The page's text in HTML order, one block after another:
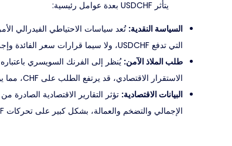
يتأثر USDCHF بعدة عوامل رئيسية:
السياسة النقدية:
التي تدفع USDCHF، ولا سيما قرارات سعر الفائدة وإجراءات التحفيز النقدي.
طلب الملاذ الآمن: يُنظر إلى الفرنك السويسري
الاستقرار الاقتصادي، قد يرتفع الطلب على CHF، مما يؤثر في زوج USDCHF.
البيانات الاقتصادية: تؤثر التقارير الاقتصادية الصادرة
الإجمالي والتضخم والعمالة، بشكل كبير على تحركات USDCHF.